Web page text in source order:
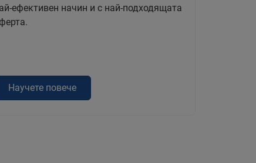
ефективен начин и с най-подходящата
Научете повече